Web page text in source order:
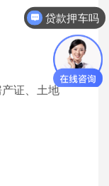
证、土地
贷款押车吗